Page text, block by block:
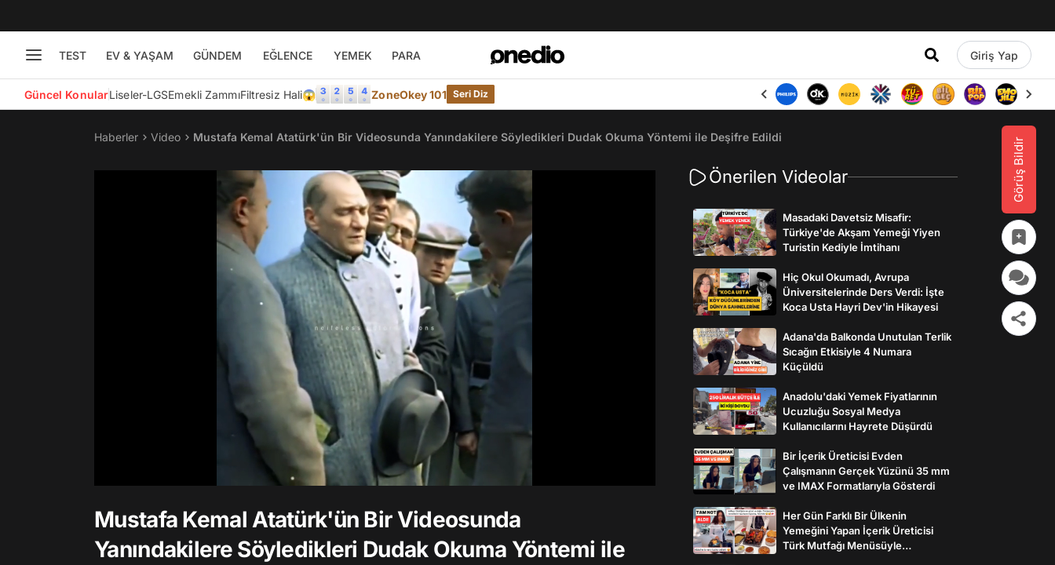
TEST EV & YAŞAM GÜNDEM EĞLENCE YEMEK PARA Giriş Yap
Güncel KonularLiseler-LGSEmekli ZammıFiltresiz Hali😱 ZoneOkey 101 Seri Diz
Görüş Bildir
Haberler Video Mustafa Kemal Atatürk'ün Bir Videosunda Yanındakilere Söyledikleri Dudak Okuma Yöntemi ile Deşifre Edildi
Mustafa Kemal Atatürk'ün Bir Videosunda
Yanındakilere Söyledikleri Dudak Okuma Yöntemi ile
Önerilen Videolar
Masadaki Davetsiz Misafir:
Türkiye'de Akşam Yemeği Yiyen
Turistin Kediyle İmtihanı
Hiç Okul Okumadı, Avrupa
Üniversitelerinde Ders Verdi: İşte
Koca Usta Hayri Dev'in Hikayesi
Adana'da Balkonda Unutulan Terlik
Sıcağın Etkisiyle 4 Numara
Küçüldü
Anadolu'daki Yemek Fiyatlarının
Ucuzluğu Sosyal Medya
Kullanıcılarını Hayrete Düşürdü
Bir İçerik Üreticisi Evden
Çalışmanın Gerçek Yüzünü 35 mm
ve IMAX Formatlarıyla Gösterdi
Her Gün Farklı Bir Ülkenin
Yemeğini Yapan İçerik Üreticisi
Türk Mutfağı Menüsüyle